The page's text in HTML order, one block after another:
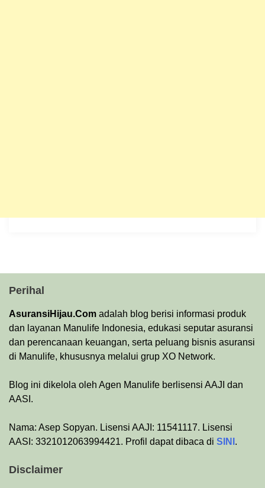
Perihal
AsuransiHijau.Com adalah blog berisi informasi produk
dan layanan Manulife Indonesia, edukasi seputar asuransi
dan perencanaan keuangan, serta peluang bisnis asuransi
di Manulife, khususnya melalui grup XO Network.
Blog ini dikelola oleh Agen Manulife berlisensi AAJI dan
AASI.
Nama: Asep Sopyan. Lisensi AAJI: 11541117. Lisensi
AASI: 3321012063994421. Profil dapat dibaca di SINI .
Disclaimer